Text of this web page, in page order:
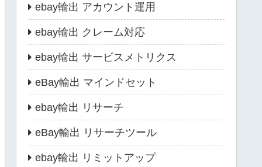
ebay輸出 アカウント運用
ebay輸出 クレーム対応
ebay輸出 サービスメトリクス
eBay輸出 マインドセット
ebay輸出 リサーチ
eBay輸出 リサーチツール
ebay輸出 リミットアップ